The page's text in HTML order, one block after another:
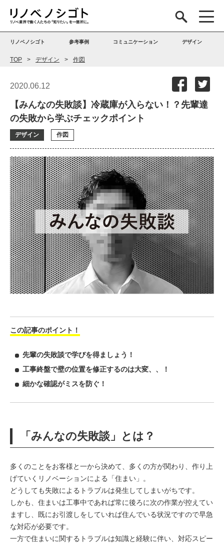
リノベノシゴト 参考事例 コミュニケーション デザイン
TOP デザイン 作図
2020.06.12
【みんなの失敗談】冷蔵庫が入らない！？先輩達
の失敗から学ぶチェックポイント
デザイン 作図
この記事のポイント！
先輩の失敗談で学びを得ましょう！
工事終盤で壁の位置を修正するのは大変、、！
細かな確認がミスを防ぐ！
「みんなの失敗談」とは？
多くのことをお客様と一から決めて、多くの方が関わり、作り上
げていくリノベーションによる「住まい」。
どうしても失敗によるトラブルは発生してしまいがちです。
しかも、住まいは工事中であれば常に後ろに次の作業が控えてい
ますし、既にお引渡しをしていれば住んでいる状況ですので早急
な対応が必要です。
一方で住まいに関するトラブルは知識と経験に伴い、対応スピー